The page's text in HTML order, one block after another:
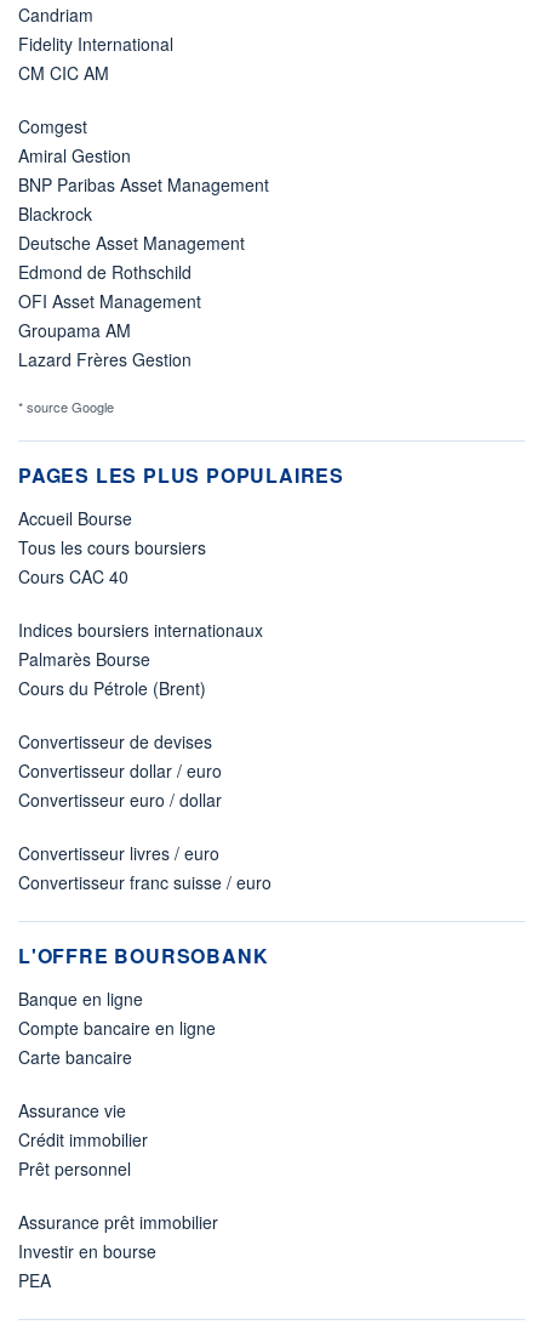
Candriam
Fidelity International
CM CIC AM
Comgest
Amiral Gestion
BNP Paribas Asset Management
Blackrock
Deutsche Asset Management
Edmond de Rothschild
OFI Asset Management
Groupama AM
Lazard Frères Gestion
* source Google
PAGES LES PLUS POPULAIRES
Accueil Bourse
Tous les cours boursiers
Cours CAC 40
Indices boursiers internationaux
Palmarès Bourse
Cours du Pétrole (Brent)
Convertisseur de devises
Convertisseur dollar / euro
Convertisseur euro / dollar
Convertisseur livres / euro
Convertisseur franc suisse / euro
L'OFFRE BOURSOBANK
Banque en ligne
Compte bancaire en ligne
Carte bancaire
Assurance vie
Crédit immobilier
Prêt personnel
Assurance prêt immobilier
Investir en bourse
PEA